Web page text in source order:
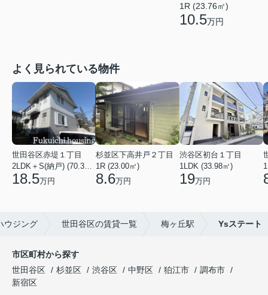
1R (23.76㎡)
10.5万円
よく見られている物件
世田谷区赤堤１丁目
18.5万円
杉並区下高井戸２丁目
1R (23.00㎡)
8.6万円
渋谷区初台１丁目
1LDK (33.98㎡)
19万円
ウジング 世田谷区の賃貸一覧 梅ヶ丘駅 Ysステート
市区町村から探す
世田谷区
杉並区 渋谷区 中野区 狛江市
調布市
新宿区